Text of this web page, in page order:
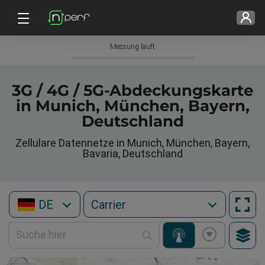
Messung läuft
3G / 4G / 5G-Abdeckungskarte
in Munich, München, Bayern,
Deutschland
Zellulare Datennetze in Munich, München, Bayern,
Bavaria, Deutschland
DE